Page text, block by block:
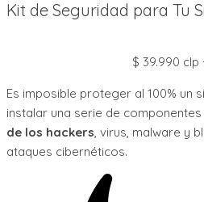
Kit de Seguridad para Tu
$ 39.990 clp
Es imposible proteger al 100% un
instalar una serie de componentes
de los hackers, virus, malware y
ataques cibernéticos.